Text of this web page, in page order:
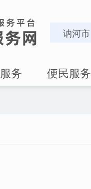
讷河市
务 便民服务